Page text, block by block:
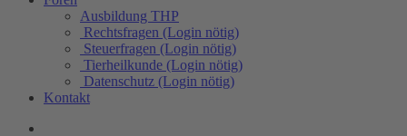
Ausbildung THP
Rechtsfragen (Login nötig)
Steuerfragen (Login nötig)
Tierheilkunde (Login nötig)
Datenschutz (Login nötig)
Kontakt